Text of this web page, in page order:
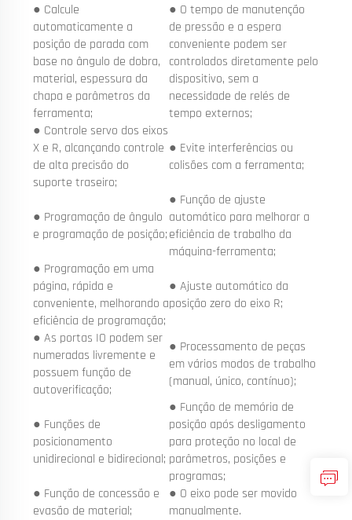
● Calcule
automaticamente a
posição de parada com
base no ângulo de dobra,
material, espessura da
chapa e parâmetros da
ferramenta;
● O tempo de manutenção
de pressão e a espera
conveniente podem ser
controlados diretamente pelo
dispositivo, sem a
necessidade de relés de
tempo externos;
● Controle servo dos eixos
X e R, alcançando controle
de alta precisão do
suporte traseiro;
● Evite interferências ou
colisões com a ferramenta;
● Programação de ângulo
e programação de posição;
● Função de ajuste
automático para melhorar a
eficiência de trabalho da
máquina-ferramenta;
● Programação em uma
página, rápida e
conveniente, melhorando a
eficiência de programação;
● Ajuste automático da
posição zero do eixo R;
● As portas IO podem ser
numeradas livremente e
possuem função de
autoverificação;
● Processamento de peças
em vários modos de trabalho
(manual, único, contínuo);
● Funções de
posicionamento
unidirecional e bidirecional;
● Função de memória de
posição após desligamento
para proteção no local de
parâmetros, posições e
programas;
● Função de concessão e
evasão de material;
● O eixo pode ser movido
manualmente.